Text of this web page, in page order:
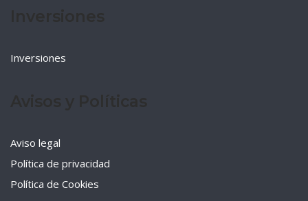
Inversiones
Aviso legal
Política de privacidad
Política de Cookies